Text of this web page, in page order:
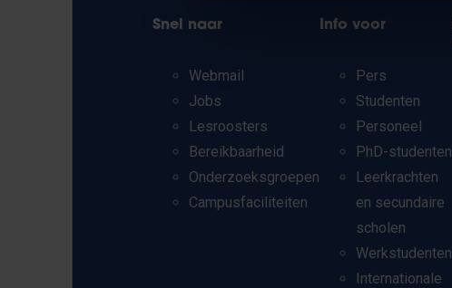
Snel naar
Webmail
Jobs
Lesroosters
Bereikbaarheid
Onderzoeksgroepen
Campusfaciliteiten
Info voor
Pers
Studenten
Personeel
PhD-studenten
Leerkrachten
en secundaire
scholen
Werkstudenten
Internationale